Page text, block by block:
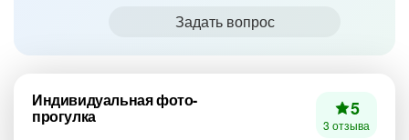
Задать вопрос
Индивидуальная фото-
прогулка 5
3 отзыва